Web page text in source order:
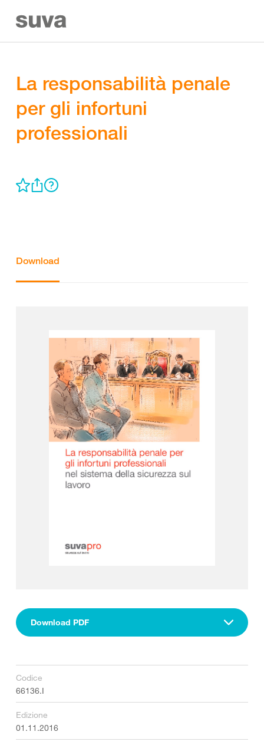
La responsabilità penale
per gli infortuni
professionali
Download
Download PDF
Codice
66136.I
Edizione
01.11.2016